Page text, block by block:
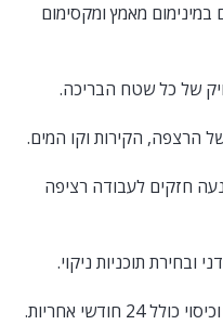
מאמץ ומקסימום
של כל שטח הבריכה.
הרצפה, הקירות וקו המים.
חזקים לעבודה רציפה
ובחירת תוכניות ניקוי.
חודשי אחריות.